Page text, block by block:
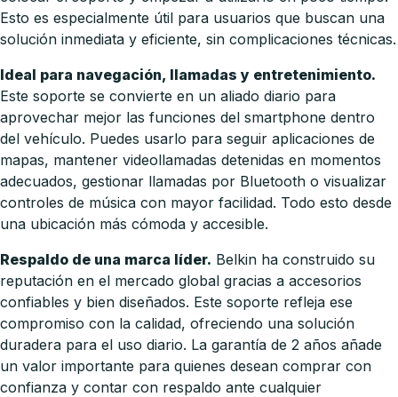
Esto es especialmente útil para usuarios que buscan una
solución inmediata y eficiente, sin complicaciones técnicas.
Ideal para navegación, llamadas y entretenimiento.
Este soporte se convierte en un aliado diario para
aprovechar mejor las funciones del smartphone dentro
del vehículo. Puedes usarlo para seguir aplicaciones de
mapas, mantener videollamadas detenidas en momentos
adecuados, gestionar llamadas por Bluetooth o visualizar
controles de música con mayor facilidad. Todo esto desde
una ubicación más cómoda y accesible.
Respaldo de una marca líder. Belkin ha construido su
reputación en el mercado global gracias a accesorios
confiables y bien diseñados. Este soporte refleja ese
compromiso con la calidad, ofreciendo una solución
duradera para el uso diario. La garantía de 2 años añade
un valor importante para quienes desean comprar con
confianza y contar con respaldo ante cualquier